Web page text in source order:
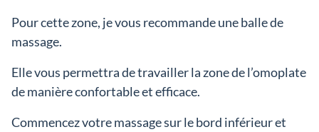
Pour cette zone, je vous recommande une balle de
massage.
Elle vous permettra de travailler la zone de l’omoplate
de manière confortable et efficace.
Commencez votre massage sur le bord inférieur et